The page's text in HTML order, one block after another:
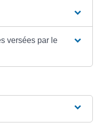
versées par le